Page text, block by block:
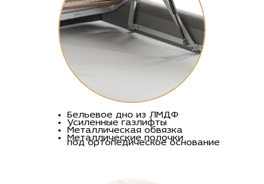
Бельевое дно из ЛМДФ
Усиленные газлифты
Металлическая обвязка
Металлические полочки
под ортопедическое основание